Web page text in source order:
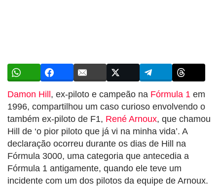
Damon Hill, ex-piloto e campeão na Fórmula 1 em
1996, compartilhou um caso curioso envolvendo o
também ex-piloto de F1, René Arnoux, que chamou
Hill de ‘o pior piloto que já vi na minha vida’. A
declaração ocorreu durante os dias de Hill na
Fórmula 3000, uma categoria que antecedia a
Fórmula 1 antigamente, quando ele teve um
incidente com um dos pilotos da equipe de Arnoux.